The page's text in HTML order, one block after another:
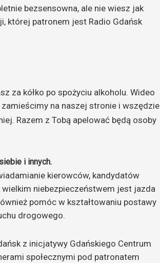
bezsensowna, ale nie wiesz jak
której patronem jest Radio Gdańsk
za kółko po spożyciu alkoholu. Wideo
na naszej stronie i wszędzie
Razem z Tobą apelować będą osoby
i innych.
kierowców, kandydatów
niebezpieczeństwem jest jazda
pomóc w kształtowaniu postawy
drogowego.
z inicjatywy Gdańskiego Centrum
społecznymi pod patronatem